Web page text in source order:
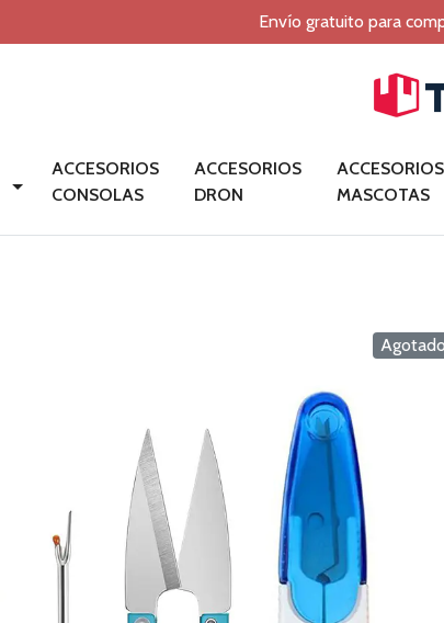
Envío gratuito para
ACCESORIOS
CONSOLAS
ACCESORIOS
DRON
ACCESORIOS
MASCOTAS
Agotado